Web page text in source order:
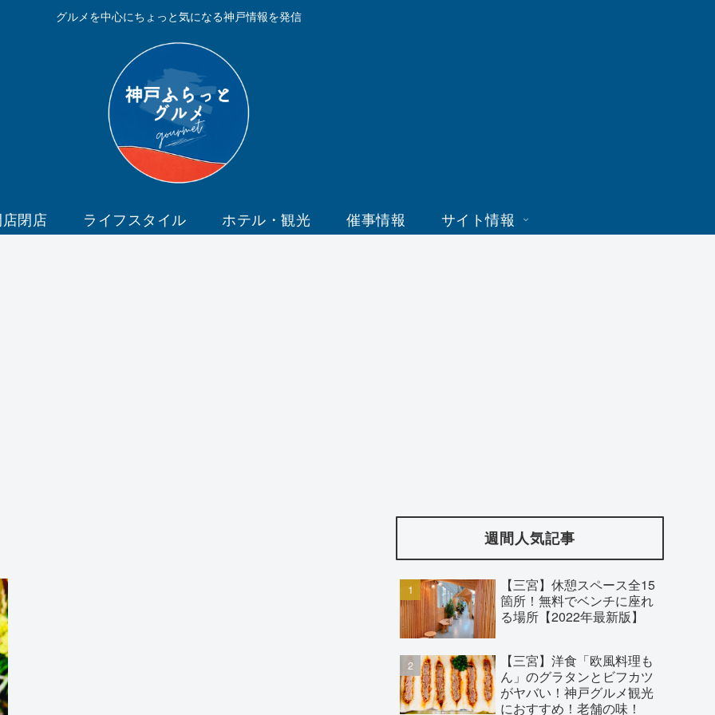
グルメを中心にちょっと気になる神戸情報を発信
閉店 ライフスタイル ホテル・観光 催事情報 サイト情報
週間人気記事
【三宮】休憩スペース全15
箇所！無料でベンチに座れ
る場所【2022年最新版】
【三宮】洋食「欧風料理も
ん」のグラタンとビフカツ
がヤバい！神戸グルメ観光
におすすめ！老舗の味！